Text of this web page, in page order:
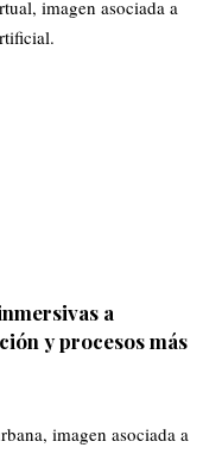
a
y procesos más